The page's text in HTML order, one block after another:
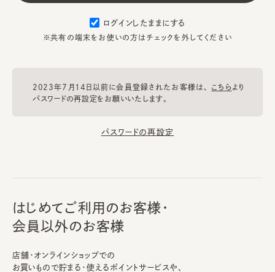
ログインしたままにする
※共有の端末をお使いの方はチェックを外してください
2023年7月14日以前に会員登録されたお客様は、 こちらより
パスワードの再設定をお願いいたします。
パスワードの再設定
はじめてご利用のお客様・
会員以外のお客様
店舗・オンラインショップでの
お買いもので貯まる・使えるポイントサービスや、